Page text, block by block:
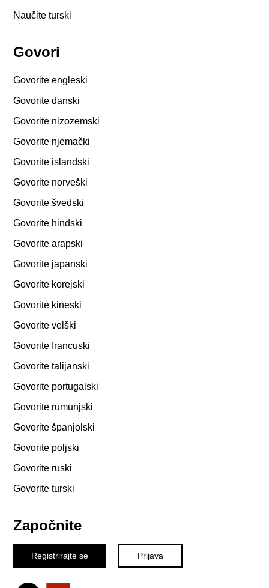
Naučite turski
Govori
Govorite engleski
Govorite danski
Govorite nizozemski
Govorite njemački
Govorite islandski
Govorite norveški
Govorite švedski
Govorite hindski
Govorite arapski
Govorite japanski
Govorite korejski
Govorite kineski
Govorite velški
Govorite francuski
Govorite talijanski
Govorite portugalski
Govorite rumunjski
Govorite španjolski
Govorite poljski
Govorite ruski
Govorite turski
Započnite
Registrirajte se Prijava